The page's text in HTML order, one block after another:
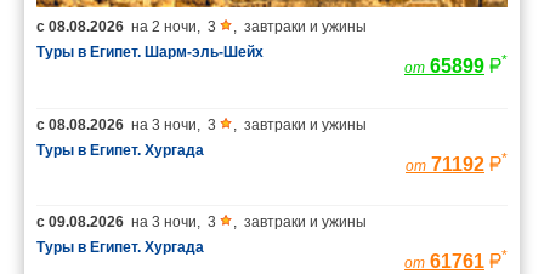
с 08.08.2026 на 2 ночи, 3 , завтраки и ужины
Туры в Египет. Шарм-эль-Шейх
от 65899 *
с 08.08.2026 на 3 ночи, 3 , завтраки и ужины
Туры в Египет. Хургада
от 71192 *
с 09.08.2026 на 3 ночи, 3 , завтраки и ужины
Туры в Египет. Хургада
от 61761 *